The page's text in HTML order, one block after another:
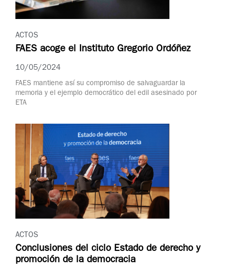
ACTOS
FAES acoge el Instituto Gregorio Ordóñez
10/05/2024
FAES mantiene así su compromiso de salvaguardar la
memoria y el ejemplo democrático del edil asesinado por
ETA
ACTOS
Conclusiones del ciclo Estado de derecho y
promoción de la democracia